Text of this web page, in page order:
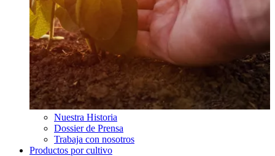
Nuestra Historia
Dossier de Prensa
Trabaja con nosotros
Productos por cultivo